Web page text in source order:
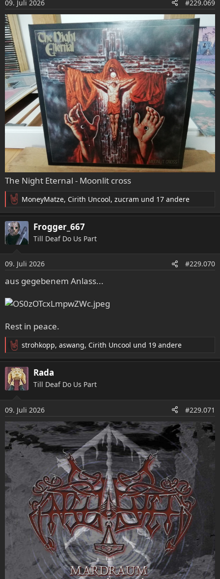
n
e
n
:
09. Juli 2026 #229.069
The Night Eternal - Moonlit cross
R
e
a
k
n
e
n
:
MoneyMatze, Cirith Uncool, zucram und 17 andere
Frogger_667
Till Deaf Do Us Part
09. Juli 2026 #229.070
aus gegebenem Anlass...
Rest in peace.
R
e
a
k
t
n
e
n
:
strohkopp, aswang, Cirith Uncool und 19 andere
Rada
Till Deaf Do Us Part
09. Juli 2026 #229.071